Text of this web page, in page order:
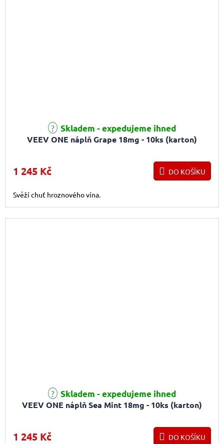
VEEV ONE náplň Grape 18mg - 10ks (karton)
Skladem - expedujeme ihned
1 245 Kč DO KOŠÍKU
Svěží chuť hroznového vína.
VEEV ONE náplň Sea Mint 18mg - 10ks (karton)
Skladem - expedujeme ihned
1 245 Kč DO KOŠÍKU